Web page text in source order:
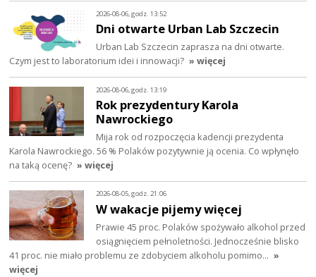
2026-08-06, godz. 13:52
Dni otwarte Urban Lab Szczecin
Urban Lab Szczecin zaprasza na dni otwarte.
Czym jest to laboratorium idei i innowacji? » więcej
2026-08-06, godz. 13:19
Rok prezydentury Karola
Nawrockiego
Mija rok od rozpoczęcia kadencji prezydenta
Karola Nawrockiego. 56 % Polaków pozytywnie ją ocenia. Co wpłynęło
na taką ocenę? » więcej
2026-08-05, godz. 21:06
W wakacje pijemy więcej
Prawie 45 proc. Polaków spożywało alkohol przed
osiągnięciem pełnoletności. Jednocześnie blisko
41 proc. nie miało problemu ze zdobyciem alkoholu pomimo… »
więcej